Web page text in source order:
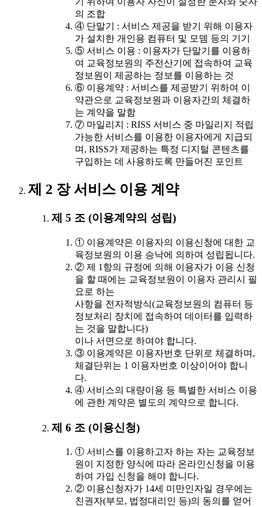
의 조합
④ 단말기 : 서비스 제공을 받기 위해 이용자
가 설치한 개인용 컴퓨터 및 모뎀 등의 기기
⑤ 서비스 이용 : 이용자가 단말기를 이용하
여 교육정보원의 주전산기에 접속하여 교육
정보원이 제공하는 정보를 이용하는 것
⑥ 이용계약 : 서비스를 제공받기 위하여 이
약관으로 교육정보원과 이용자간의 체결하
는 계약을 말함
⑦ 마일리지 : RISS 서비스 중 마일리지 적립
가능한 서비스를 이용한 이용자에게 지급되
며, RISS가 제공하는 특정 디지털 콘텐츠를
구입하는 데 사용하도록 만들어진 포인트
제 2 장 서비스 이용 계약
제 5 조 (이용계약의 성립)
① 이용계약은 이용자의 이용신청에 대한 교
육정보원의 이용 승낙에 의하여 성립됩니다.
② 제 1항의 규정에 의해 이용자가 이용 신청
을 할 때에는 교육정보원이 이용자 관리시 필
요로 하는
사항을 전자적방식(교육정보원의 컴퓨터 등
정보처리 장치에 접속하여 데이터를 입력하
는 것을 말합니다)
이나 서면으로 하여야 합니다.
③ 이용계약은 이용자번호 단위로 체결하며,
체결단위는 1 이용자번호 이상이어야 합니
다.
④ 서비스의 대량이용 등 특별한 서비스 이용
에 관한 계약은 별도의 계약으로 합니다.
제 6 조 (이용신청)
① 서비스를 이용하고자 하는 자는 교육정보
원이 지정한 양식에 따라 온라인신청을 이용
하여 가입 신청을 해야 합니다.
② 이용신청자가 14세 미만인자일 경우에는
친권자(부모, 법정대리인 등)의 동의를 얻어